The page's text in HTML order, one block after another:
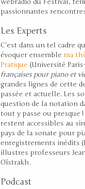
webradio du Festival,
passionnantes
Les Experts
C’est dans un tel cadre
évoquer ensemble ma
Pratique (Université
françaises pour piano et
grandes lignes de cette
passée et actuelle. Les
question de la notation
tout y passe ou presque
restent accessibles au
pays de la sonate pour
enregistrements inédits
illustres professeurs
Oïstrakh.
Podcast